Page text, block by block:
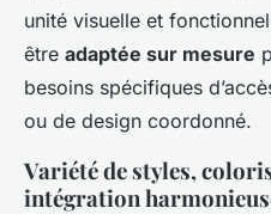
unité visuelle et
être adaptée sur mesure
besoins spécifiques
ou de design coordonné.
Variété de styles,
intégration